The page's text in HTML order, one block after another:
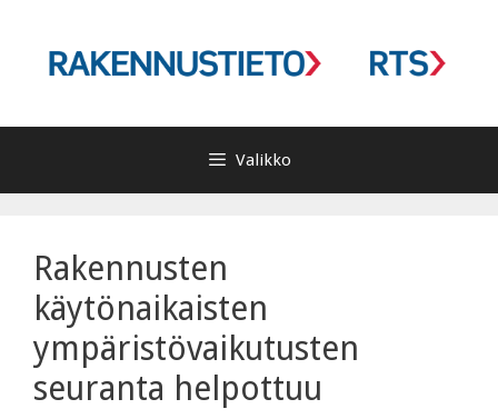
Valikko
Rakennusten
käytönaikaisten
ympäristövaikutusten
seuranta helpottuu